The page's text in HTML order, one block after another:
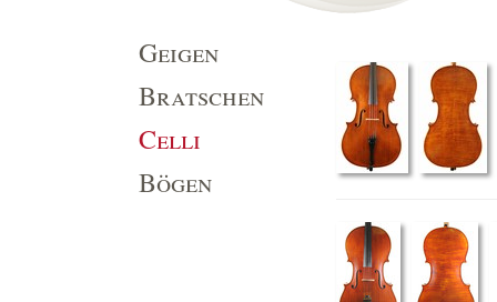
Geigen
Bratschen
Celli
Bögen